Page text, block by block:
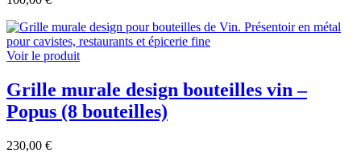
Voir le produit
Grille murale design bouteilles vin –
Popus (8 bouteilles)
230,00 €